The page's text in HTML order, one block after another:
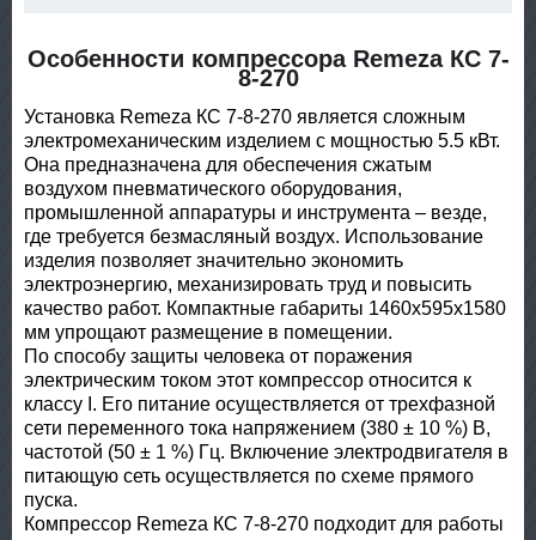
Особенности компрессора Remeza КС 7-
8-270
Установка Remeza КС 7-8-270 является сложным
электромеханическим изделием с мощностью 5.5 кВт.
Она предназначена для обеспечения сжатым
воздухом пневматического оборудования,
промышленной аппаратуры и инструмента – везде,
где требуется безмасляный воздух. Использование
изделия позволяет значительно экономить
электроэнергию, механизировать труд и повысить
качество работ. Компактные габариты 1460x595x1580
мм упрощают размещение в помещении.
По способу защиты человека от поражения
электрическим током этот компрессор относится к
классу I. Его питание осуществляется от трехфазной
сети переменного тока напряжением (380 ± 10 %) В,
частотой (50 ± 1 %) Гц. Включение электродвигателя в
питающую сеть осуществляется по схеме прямого
пуска.
Компрессор Remeza КС 7-8-270 подходит для работы